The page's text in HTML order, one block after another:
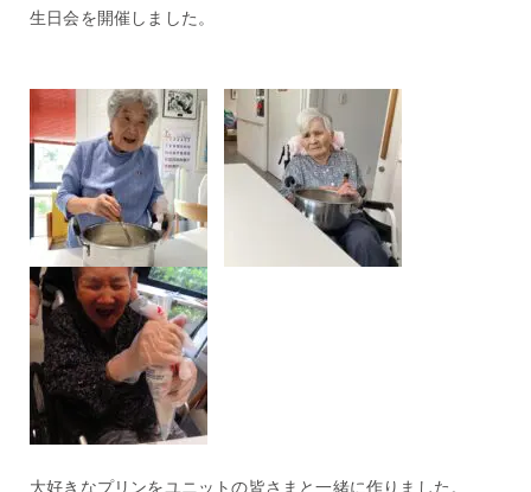
生日会を開催しました。
大好きなプリンをユニットの皆さまと一緒に作りました。